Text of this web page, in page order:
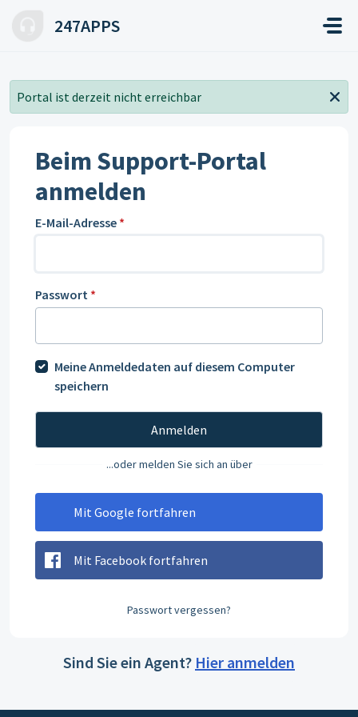
247APPS
Portal ist derzeit nicht erreichbar
Beim Support-Portal
anmelden
E-Mail-Adresse *
Passwort *
Meine Anmeldedaten auf diesem Computer
speichern
Anmelden
...oder melden Sie sich an über
Mit Google fortfahren
Mit Facebook fortfahren
Passwort vergessen?
Sind Sie ein Agent? Hier anmelden